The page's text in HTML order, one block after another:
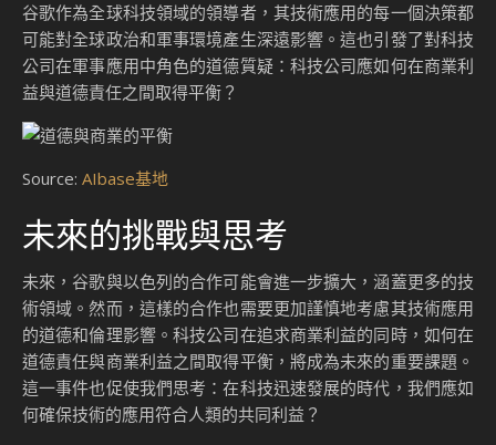
谷歌作為全球科技領域的領導者，其技術應用的每一個決策都
可能對全球政治和軍事環境產生深遠影響。這也引發了對科技
公司在軍事應用中角色的道德質疑：科技公司應如何在商業利
益與道德責任之間取得平衡？
Source: AIbase基地
未來的挑戰與思考
未來，谷歌與以色列的合作可能會進一步擴大，涵蓋更多的技
術領域。然而，這樣的合作也需要更加謹慎地考慮其技術應用
的道德和倫理影響。科技公司在追求商業利益的同時，如何在
道德責任與商業利益之間取得平衡，將成為未來的重要課題。
這一事件也促使我們思考：在科技迅速發展的時代，我們應如
何確保技術的應用符合人類的共同利益？